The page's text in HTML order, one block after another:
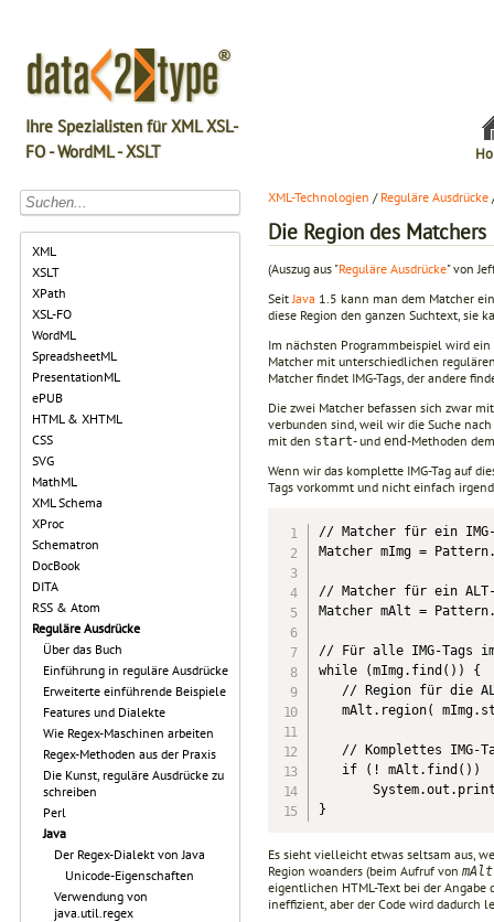
Ihre Spezialisten für XML XSL-
FO - WordML - XSLT
XML
XSLT
XPath
XSL-FO
WordML
SpreadsheetML
PresentationML
ePUB
HTML & XHTML
CSS
SVG
MathML
XML Schema
XProc
Schematron
DocBook
DITA
RSS & Atom
Reguläre Ausdrücke
Über das Buch
Einführung in reguläre Ausdrücke
Erweiterte einführende Beispiele
Features und Dialekte
Wie Regex-Maschinen arbeiten
Regex-Methoden aus der Praxis
Die Kunst, reguläre Ausdrücke zu
schreiben
Perl
Java
Der Regex-Dialekt von Java
Unicode-Eigenschaften
Verwendung von
java.util.regex
XML-Technologien / Reguläre Ausdrücke
Die Region des Matchers
(Auszug aus "Reguläre Ausdrücke" von
Seit Java 1.5 kann man dem Matcher
diese Region den ganzen Suchtext, sie
Im nächsten Programmbeispiel wird
Matcher mit unterschiedlichen
Matcher findet IMG-Tags, der andere
Die zwei Matcher befassen sich zwar
verbunden sind, weil wir die Suche
mit den start- und end-Methoden
Wenn wir das komplette IMG-Tag auf
Tags vorkommt und nicht einfach
// Matcher für ein
Matcher mImg =
// Matcher für ein
Matcher mAlt =
// Für alle IMG-Tags
while (mImg.find()) {
// Region für die
mAlt.region(
// Komplettes IMG-
   if (! mAlt.find())
}
Es sieht vielleicht etwas seltsam aus,
Region woanders (beim Aufruf von mAlt
eigentlichen HTML-Text bei der Angabe
ineffizient, aber der Code wird dadurch